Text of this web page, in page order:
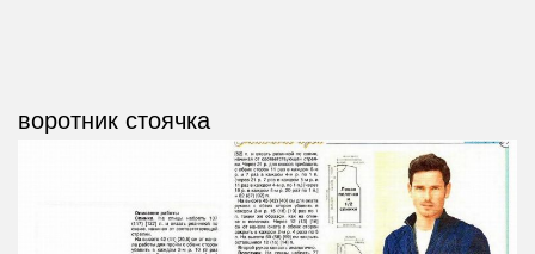
воротник стоячка